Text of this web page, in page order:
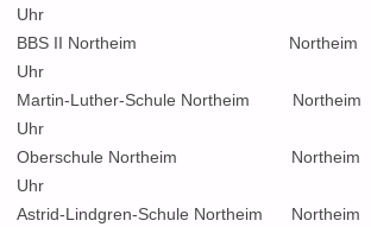
Uhr
BBS II Northeim
Uhr
Martin-Luther-Schule Northeim
Uhr
Oberschule Northeim
Uhr
Astrid-Lindgren-Schule Northeim